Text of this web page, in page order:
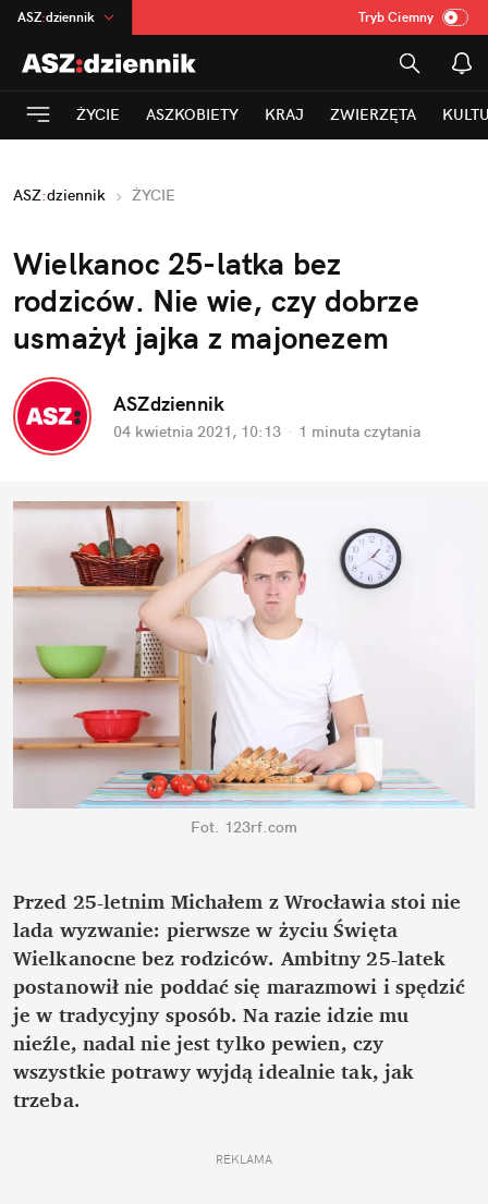
ASZ:dziennik
na:Temat
INN:Poland
mama
Rozrywka
Tryb Ciemny
ŻYCIE ASZKOBIETY KRAJ ZWIERZĘTA
ASZ:dziennik ŻYCIE
Wielkanoc 25-latka bez
rodziców. Nie wie, czy dobrze
usmażył jajka z majonezem
ASZdziennik
04 kwietnia 2021, 10:13 · 1 minuta czytania
Fot. 123rf.com
Przed 25-letnim Michałem z Wrocławia stoi nie
lada wyzwanie: pierwsze w życiu Święta
Wielkanocne bez rodziców. Ambitny 25-latek
postanowił nie poddać się marazmowi i spędzić
je w tradycyjny sposób. Na razie idzie mu
nieźle, nadal nie jest tylko pewien, czy
wszystkie potrawy wyjdą idealnie tak, jak
trzeba.
REKLAMA